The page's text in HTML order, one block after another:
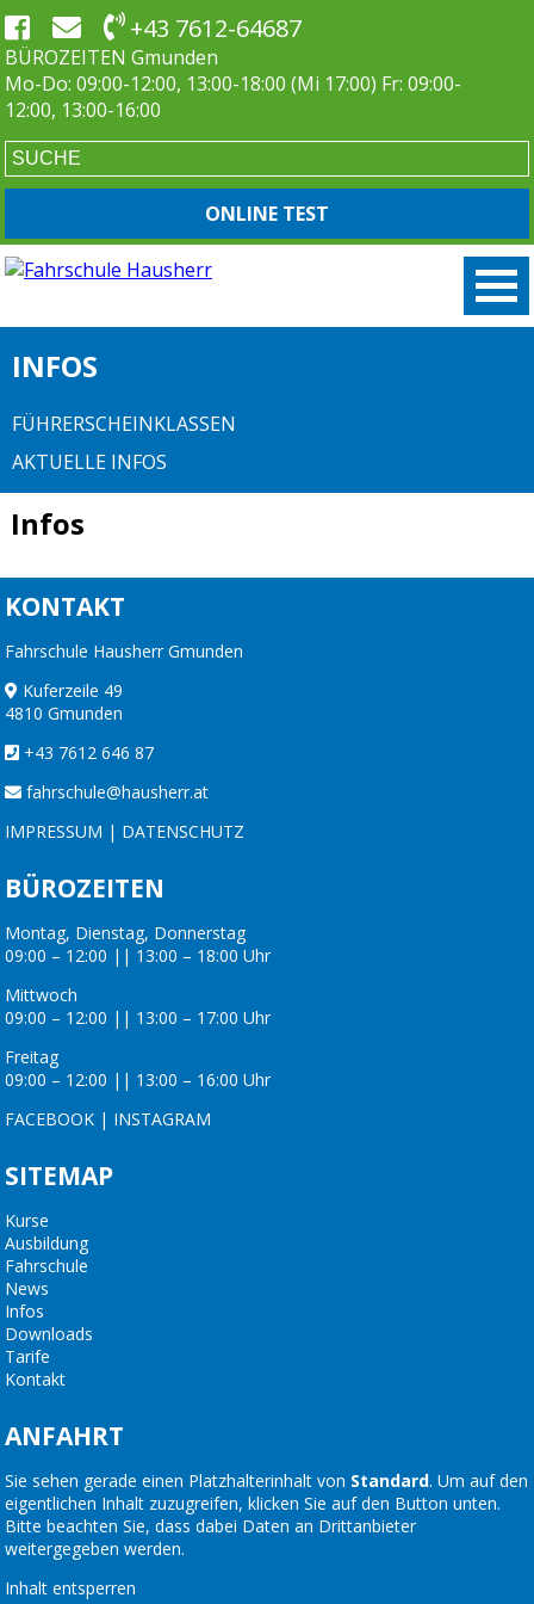
+43 7612-64687
BÜROZEITEN Gmunden
Mo-Do: 09:00-12:00, 13:00-18:00 (Mi 17:00) Fr: 09:00-
12:00, 13:00-16:00
ONLINE TEST
INFOS
FÜHRERSCHEINKLASSEN
AKTUELLE INFOS
Infos
KONTAKT
Fahrschule Hausherr Gmunden
Kuferzeile 49
4810 Gmunden
+43 7612 646 87
fahrschule@hausherr.at
IMPRESSUM | DATENSCHUTZ
BÜROZEITEN
Montag, Dienstag, Donnerstag
09:00 – 12:00 || 13:00 – 18:00 Uhr
Mittwoch
09:00 – 12:00 || 13:00 – 17:00 Uhr
Freitag
09:00 – 12:00 || 13:00 – 16:00 Uhr
FACEBOOK | INSTAGRAM
SITEMAP
Kurse
Ausbildung
Fahrschule
News
Infos
Downloads
Tarife
Kontakt
ANFAHRT
Sie sehen gerade einen Platzhalterinhalt von Standard. Um auf den
eigentlichen Inhalt zuzugreifen, klicken Sie auf den Button unten.
Bitte beachten Sie, dass dabei Daten an Drittanbieter
weitergegeben werden.
Inhalt entsperren